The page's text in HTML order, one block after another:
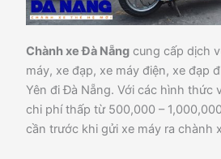
Chành xe Đà Nẵng cung cấp dịch
máy, xe đạp, xe máy điện, xe đạp
Yên đi Đà Nẵng. Với các hình thức
chi phí thấp từ 500,000 –
cần trước khi gửi xe máy ra chành